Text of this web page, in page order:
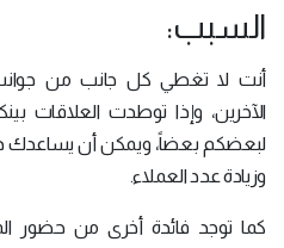
السبب:
أنت لا تغطي كل جانب من
الآخرين، وإذا توطدت العلاقات
لبعضكم بعضاً، ويمكن أن
وزيادة عدد العملاء.
كما توجد فائدة أخرى من حضور